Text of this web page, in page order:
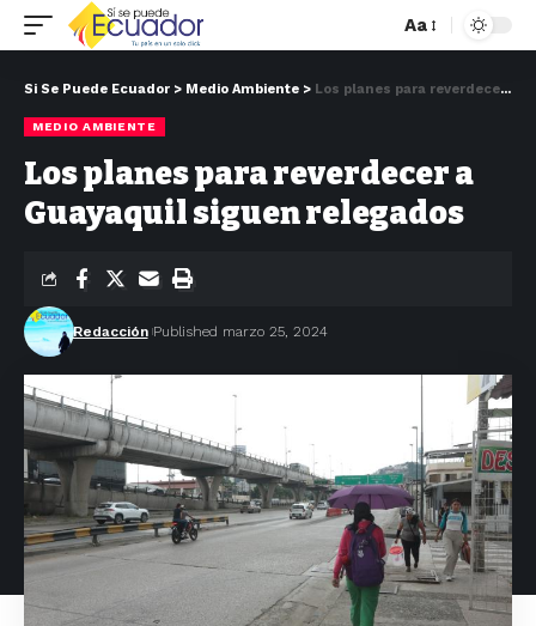
Aa
Si Se Puede Ecuador > Medio Ambiente > Los planes para reverdecer a Guayaquil siguen relegados
MEDIO AMBIENTE
Los planes para reverdecer a
Guayaquil siguen relegados
Redacción Published marzo 25, 2024